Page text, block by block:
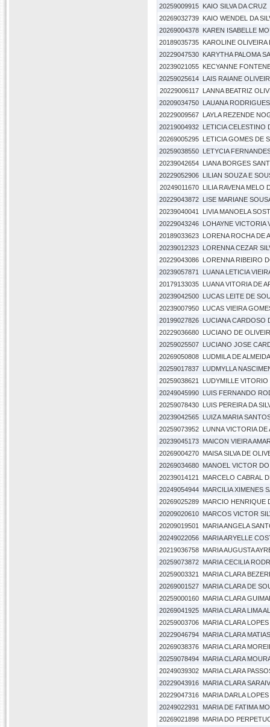
20259009915 KAIO SILVA DA CRUZ
20269032739 KAIO WENDEL DA
20269004378 KAREN ISABELLE
20189035735 KAROLINE OLIVEIRA
20229047530 KARYTHA PALOMA
20239021055 KECYANNE
20259025614 LAIS RAIANE
20229006117
LANNA BEATRIZ
20209034750 LAUANA
20229009567 LAYLA REZENDE
20219004932 LETICIA CELESTINO
20269005295 LETICIA GOMES DE
20259038550 LETYCIA
20239042654 LIANA BORGES
20229052906 LILIAN SOUZA E
20249011670
LILIA RAVENA MELO
20229043872 LISE MARIANE
20239040041
LIVIA MANOELA
20229043246 LOHAYNE VICTORIA
20189033623 LORENA ROCHA DE
20239012323 LORENNA CEZAR
20229043086 LORENNA RIBEIRO
20239057871
LUANA LETICIA
20179133035 LUANA VITORIA DE
20239042500 LUCAS LEITE DE
20239007950 LUCAS VIEIRA
20199027826 LUCIANA CARDOSO
20229036680 LUCIANO DE
20259025507 LUCIANO JOSE
20269050808 LUDMILA DE
20259017837 LUDMYLLA
20259038621
LUDYMILLE
20249045990 LUIS FERNANDO
20259078430 LUIS PEREIRA DA
20239042565 LUIZA MARIA
20259073952 LUNNA VICTORIA DE
20239045173 MAICON VIEIRA
20269004270 MAISA SILVA DE
20269034680 MANOEL VICTOR
20239014121
MARCELO CABRAL
20249054944 MARCILIA XIMENES
20269025289 MARCIO HENRIQUE
20209020610 MARCOS VICTOR
20209019501
MARIA ANGELA
20249022056 MARIA ARYELLE
20219036758 MARIA AUGUSTA
20259073872 MARIA CECILIA
20259003321
MARIA CLARA
20269001527 MARIA CLARA DE
20259000160 MARIA CLARA
20269041925 MARIA CLARA LIMA
20259003706 MARIA CLARA
20229046794 MARIA CLARA
20269038376 MARIA CLARA
20259078494 MARIA CLARA
20249039302 MARIA CLARA
20229043916 MARIA CLARA
20229047316 MARIA DARLA
20249022931
MARIA DE FATIMA
20269021898 MARIA DO